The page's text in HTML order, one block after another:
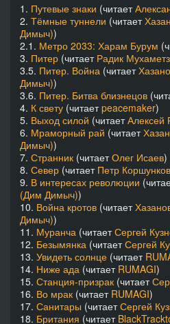
1. Путевые знаки (читает
2. Тёмные туннели (читает
Димыч))
2.1. Метро 2033: Харам Бурум
3. Питер (читает Радик
3.5. Питер. Война (читает
Димыч))
3.6. Питер. Битва близнецов
4. К свету (читаетpeacemaker)
5. Выход силой (читаетАлексей
6. Мраморный рай (читает
Димыч))
7. Странник (читаетОлег Исаев)
8. Север (читает Петр Коршунков
9. В интересах революции
(Дим Димыч))
10. Война кротов (читает
Димыч))
11. Муранча (читаетСергей
12. Безымянка (читаетСергей
13. Увидеть солнце (читает
14. Ниже ада (читает RUMAGI)
15. Станция-призрак (читает
16. Во мрак (читает RUMAGI)
17. Санитары (читаетСергей
18. Британия (читает